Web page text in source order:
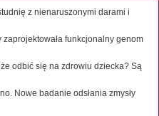
z nienaruszonymi darami i
funkcjonalny genom
odbić się na zdrowiu dziecka? Są
Nowe badanie odsłania zmysły